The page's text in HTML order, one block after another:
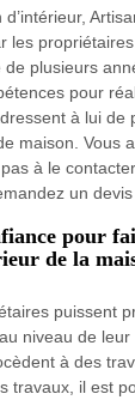
les
plusieurs
pour
à lui de
maison. Vous
à le
un devis
pour
de la
puissent
niveau de leur
à des
travaux, il est